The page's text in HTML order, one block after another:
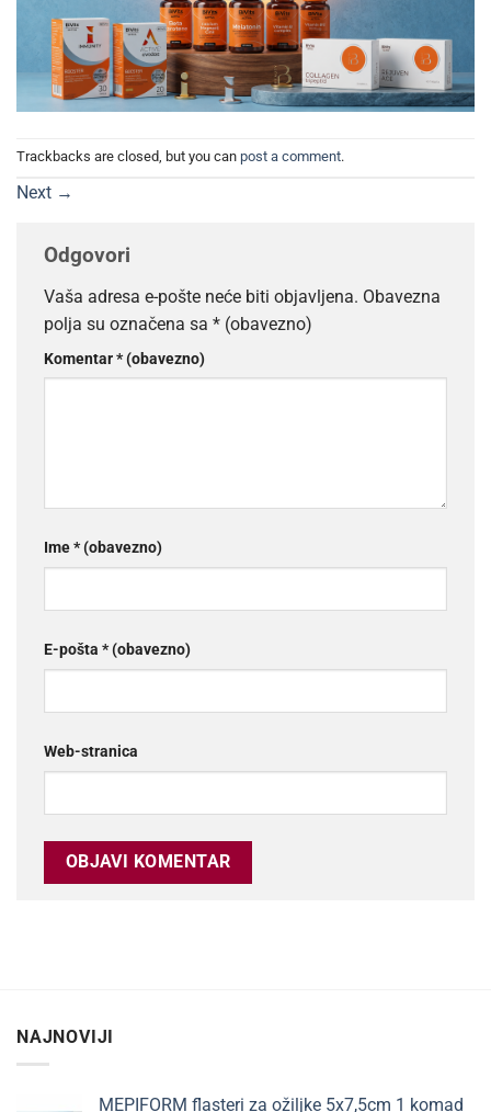
Trackbacks are closed, but you can post a comment.
Next →
Odgovori
Vaša adresa e-pošte neće biti objavljena. Obavezna
polja su označena sa * (obavezno)
Komentar* (obavezno)
Ime* (obavezno)
E-pošta * (obavezno)
Web-stranica
NAJNOVIJI
MEPIFORM flasteri za ožiljke 5x7,5cm 1 komad